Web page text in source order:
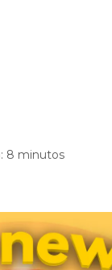
8 minutos